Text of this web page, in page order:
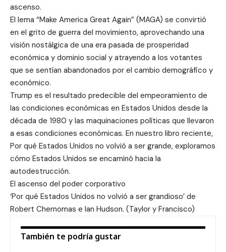
ascenso.
El lema “Make America Great Again” (MAGA) se convirtió
en el grito de guerra del movimiento, aprovechando una
visión nostálgica de una era pasada de prosperidad
económica y dominio social y atrayendo a los votantes
que se sentían abandonados por el cambio demográfico y
económico.
Trump es el resultado predecible del empeoramiento de
las condiciones económicas en Estados Unidos desde la
década de 1980 y las maquinaciones políticas que llevaron
a esas condiciones económicas. En nuestro libro reciente,
Por qué Estados Unidos no volvió a ser grande, exploramos
cómo Estados Unidos se encaminó hacia la
autodestrucción.
El ascenso del poder corporativo
‘Por qué Estados Unidos no volvió a ser grandioso’ de
Robert Chernomas e Ian Hudson. (Taylor y Francisco)
También te podría gustar